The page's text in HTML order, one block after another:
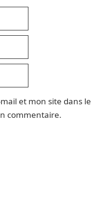
et mon site dans le
commentaire.